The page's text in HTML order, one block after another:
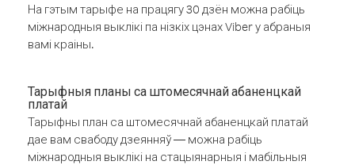
На гэтым тарыфе на працягу 30 дзён можна рабіць
міжнародныя выклікі па нізкіх цэнах Viber у абраныя
вамі краіны.
Тарыфныя планы са штомесячнай абаненцкай
платай
Тарыфны план са штомесячнай абаненцкай платай
дае вам свабоду дзеянняў — можна рабіць
міжнародныя выклікі на стацыянарныя і мабільныя